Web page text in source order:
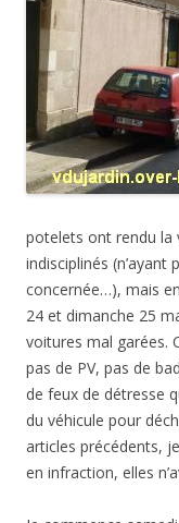
potelets ont rendu la
indisciplinés (n’ayant
concernée…), mais
24 et dimanche 25
voitures mal garées.
pas de PV, pas de
de feux de détresse
du véhicule pour
articles précédents,
en infraction, elles